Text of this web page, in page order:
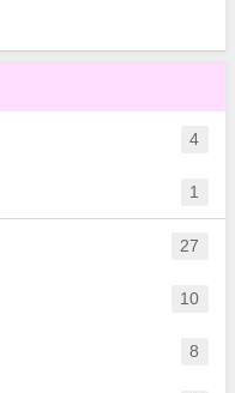
4
1
27
10
8